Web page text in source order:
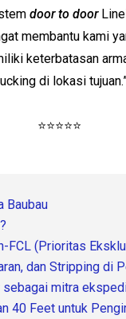
door to door
membantu kami
keterbatasan
di lokasi
⭐⭐⭐⭐⭐
Baubau
FCL (Prioritas
dan Stripping di
mitra
40 Feet untuk